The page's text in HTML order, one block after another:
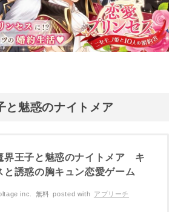
と魅惑のナイトメア
界王子と魅惑のナイトメア キ
と誘惑の胸キュン恋愛ゲーム
inc. 無料 posted with アプリーチ